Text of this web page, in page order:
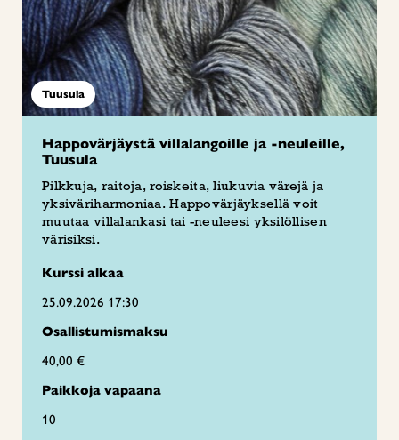
Tuusula
Happovärjäystä villalangoille ja -neuleille,
Tuusula
Pilkkuja, raitoja, roiskeita, liukuvia värejä ja
yksiväriharmoniaa. Happovärjäyksellä voit
muutaa villalankasi tai -neuleesi yksilöllisen
värisiksi.
Kurssi alkaa
25.09.2026 17:30
Osallistumismaksu
40,00 €
Paikkoja vapaana
10